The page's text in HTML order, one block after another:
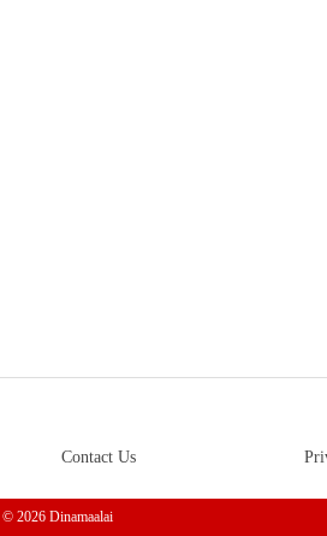
Contact Us
© 2026 Dinamaalai